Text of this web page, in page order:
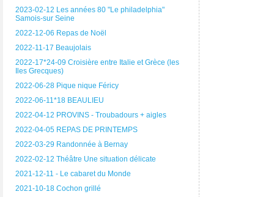
2023-02-12 Les années 80 "Le philadelphia"
Samois-sur Seine
2022-12-06 Repas de Noël
2022-11-17 Beaujolais
2022-17*24-09 Croisière entre Italie et Grèce (les
Iles Grecques)
2022-06-28 Pique nique Féricy
2022-06-11*18 BEAULIEU
2022-04-12 PROVINS - Troubadours + aigles
2022-04-05 REPAS DE PRINTEMPS
2022-03-29 Randonnée à Bernay
2022-02-12 Théâtre Une situation délicate
2021-12-11 - Le cabaret du Monde
2021-10-18 Cochon grillé